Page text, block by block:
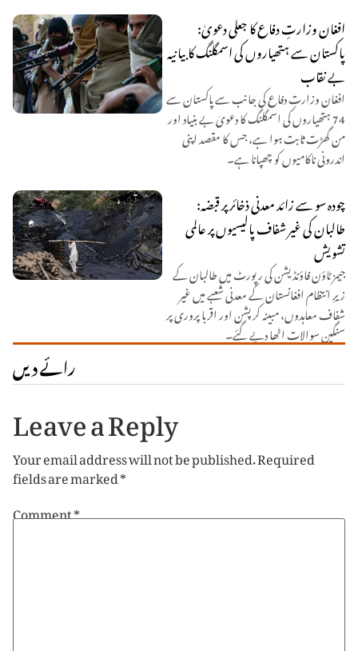
افغان وزارتِ دفاع کا جعلی دعویٰ:
پاکستان سے ہتھیاروں کی اسمگلنگ کا بیانیہ
بے نقاب
افغان وزارتِ دفاع کی جانب سے پاکستان سے
74 ہتھیاروں کی اسمگلنگ کا دعویٰ بے بنیاد اور
من گھڑت ثابت ہوا ہے، جس کا مقصد اپنی
اندرونی ناکامیوں کو چھپانا ہے۔
چودہ سو سے زائد معدنی ذخائر پر قبضہ:
طالبان کی غیر شفاف پالیسیوں پر عالمی
تشویش
جیمز ٹاؤن فاؤنڈیشن کی رپورٹ میں طالبان کے
زیرِ انتظام افغانستان کے معدنی شعبے میں غیر
شفاف معاہدوں، مبینہ کرپشن اور اقربا پروری پر
سنگین سوالات اٹھا دیے گئے۔
رائے دیں
Leave a Reply
Your email address will not be published.Required
fields are marked*
Comment*